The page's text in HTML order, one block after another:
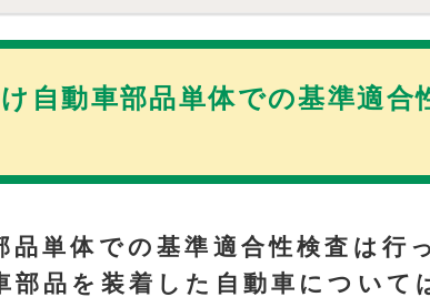
動車部品単体での基準適合
単体での基準適合性検査は行
部品を装着した自動車について